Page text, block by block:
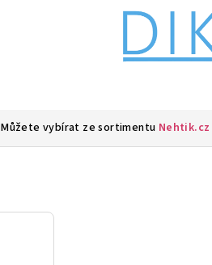
Můžete vybírat ze sortimentu Nehtik.cz